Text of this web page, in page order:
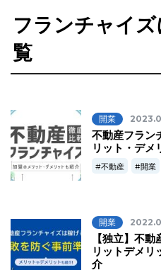
フランチャイ
覧
開業
不動産フラン
リット・デメ
不動産 開業
開業
【独立】不
リットデメリ
介